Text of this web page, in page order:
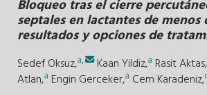
Bloqueo tras el cierre
septales en lactantes de menos
resultados y opciones de
Sedef Oksuz,a, Kaan Yildiz,a Rasit Aktas,
Atlan,a Engin Gerceker,a Cem Karadeniz,